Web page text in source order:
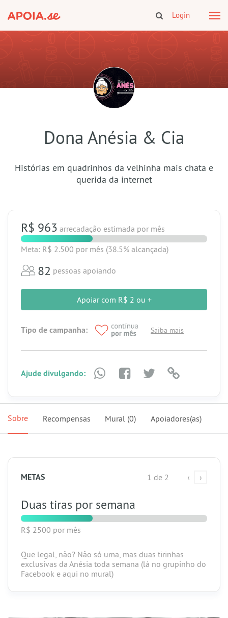
Login
Dona Anésia & Cia
Histórias em quadrinhos da velhinha mais chata e
querida da internet
R$ 963 arrecadação estimada por mês
Meta: R$ 2.500 por mês (38.5% alcançada)
82 pessoas apoiando
Apoiar com R$ 2 ou +
Tipo de campanha: Saiba mais
Ajude divulgando:
Sobre Recompensas Mural (0) Apoiadores(as)
METAS 1 de 2 ‹ ›
Duas tiras por semana
R$ 2500 por mês
Que legal, não? Não só uma, mas duas tirinhas
exclusivas da Anésia toda semana (lá no grupinho do
Facebook e aqui no mural)